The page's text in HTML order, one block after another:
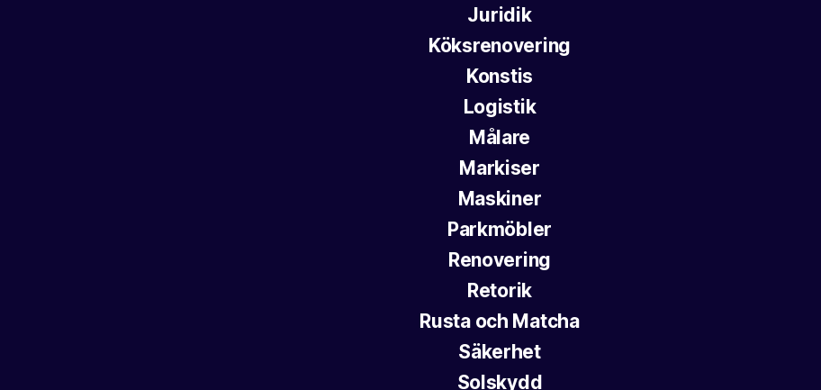
Juridik
Köksrenovering
Konstis
Logistik
Målare
Markiser
Maskiner
Parkmöbler
Renovering
Retorik
Rusta och Matcha
Säkerhet
Solskydd